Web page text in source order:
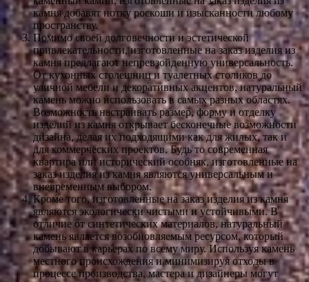
камня добавят нотку роскоши и изысканности любому
пространству.
Помимо своей долговечности и эстетической
привлекательности, изготовленные на заказ изделия из
камня предлагают непревзойденную универсальность.
От кухонных столешниц и туалетных столиков до
уличной мебели и декоративных акцентов, натуральный
камень можно использовать в самых разных областях.
Возможность настраивать размер, форму и отделку
изделий из камня открывает бесконечные возможности
дизайна, делая их подходящими как для жилых, так и
для коммерческих проектов. Будь то современная
квартира или исторический особняк, изготовленные на
заказ изделия из камня являются универсальным и
вневременным выбором.
Кроме того, изготовленные на заказ изделия из камня
являются экологически чистыми и устойчивыми. В
отличие от синтетических материалов, натуральный
камень является возобновляемым ресурсом, который
добывают в карьерах по всему миру. Используя камень
местного происхождения и минимизируя отходы в
процессе производства, мастера и дизайнеры могут